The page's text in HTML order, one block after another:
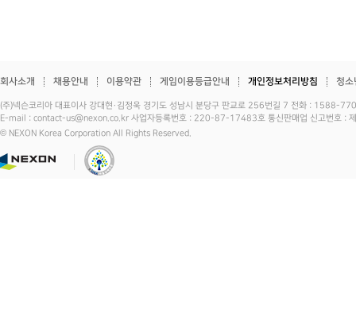
회사소개 채용안내 이용약관 게임이용등급안내 개인정보처리방침 청소
(주)넥슨코리아 대표이사 강대현·김정욱 경기도 성남시 분당구 판교로 256번길 7 전화 :
E-mail : contact-us@nexon.co.kr 사업자등록번호 : 220-87-17483호 통신판매업 신고번호 :
© NEXON Korea Corporation All Rights Reserved.